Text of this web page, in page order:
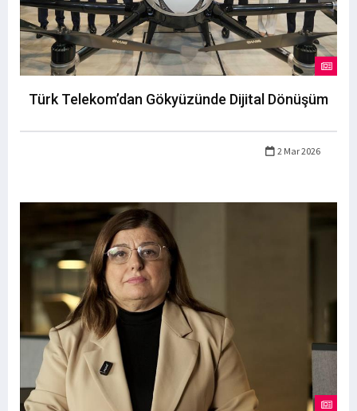
Türk Telekom’dan Gökyüzünde Dijital Dönüşüm
2 Mar 2026